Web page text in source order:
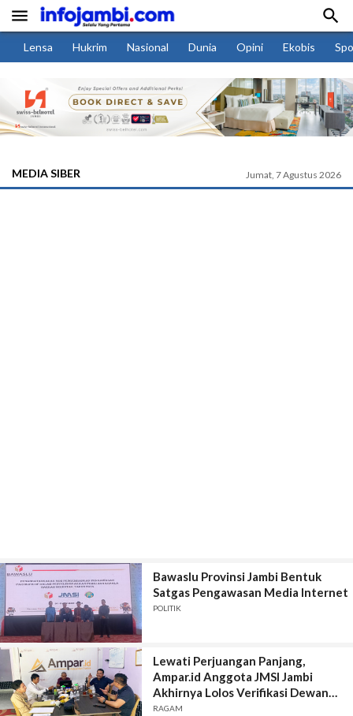
 
Lensa Hukrim Nasional Dunia Opini Ekobis
MEDIA SIBER Jumat, 7 Agustus 2026
Bawaslu Provinsi Jambi Bentuk
Satgas Pengawasan Media Internet
POLITIK
Lewati Perjuangan Panjang,
Ampar.id Anggota JMSI Jambi
Akhirnya Lolos Verifikasi Dewan
Pers
RAGAM